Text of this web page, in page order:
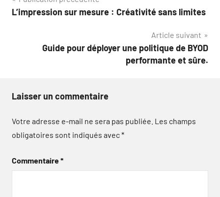
de
L’impression sur mesure : Créativité sans limites
Article suivant
Guide pour déployer une politique de BYOD
performante et sûre.
Laisser un commentaire
Votre adresse e-mail ne sera pas publiée. Les champs
obligatoires sont indiqués avec*
Commentaire*